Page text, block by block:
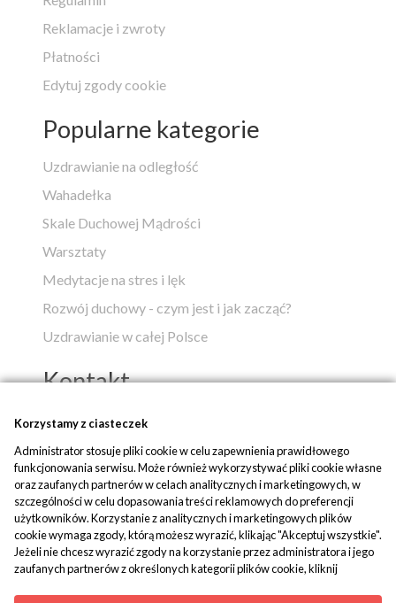
Reklamacje i zwroty
Płatności
Edytuj zgody cookie
Popularne kategorie
Uzdrawianie na odległość
Wahadełka
Skale Duchowej Mądrości
Warsztaty
Medytacje na stres i lęk
Rozwój duchowy - czym jest i jak zacząć?
Uzdrawianie w całej Polsce
Kontakt
Popko - Centrum Medytacji i Uzdrawiania
ul. Piaskowa 1
42-700 Rusinowice
tel:+48 509 580 042
mail:biuro@popko.pl
Media społecznościowe:
YouTube|Facebook|Instagram
Korzystamy z ciasteczek
Administrator stosuje pliki cookie w celu zapewnienia prawidłowego
funkcjonowania serwisu. Może również wykorzystywać pliki cookie własne
oraz zaufanych partnerów w celach analitycznych i marketingowych, w
szczególności w celu dopasowania treści reklamowych do preferencji
użytkowników. Korzystanie z analitycznych i marketingowych plików
cookie wymaga zgody, którą możesz wyrazić, klikając "Akceptuj wszystkie".
Jeżeli nie chcesz wyrazić zgody na korzystanie przez administratora i jego
zaufanych partnerów z określonych kategorii plików cookie, kliknij